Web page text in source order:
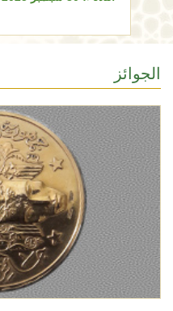
الجوائز